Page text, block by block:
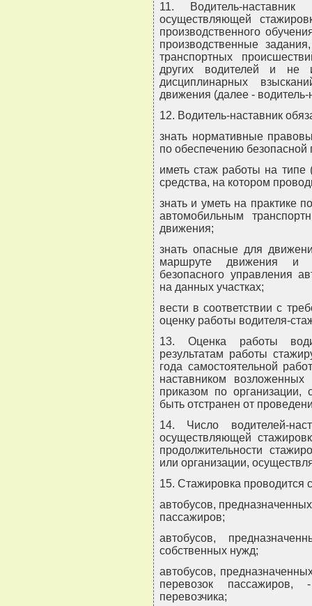
11. Водитель-наставник
осуществляющей
производственного
производственные
транспортных
других водителей и не
дисциплинарных
движения (далее - водитель-
12. Водитель-наставник
знать нормативные
по обеспечению безопасной
иметь стаж работы на типе
средства, на котором
знать и уметь на практике
автомобильным
движения;
знать опасные для
маршруте движения и
безопасного управления
на данных участках;
вести в соответствии с
оценку работы водителя-
13. Оценка работы
результатам работы
года самостоятельной
наставником
приказом по организации,
быть отстранен от
14. Число водителей-
осуществляющей
продолжительности
или организации,
15. Стажировка проводится
автобусов,
пассажиров;
автобусов,
собственных нужд;
автобусов,
перевозок
перевозчика;